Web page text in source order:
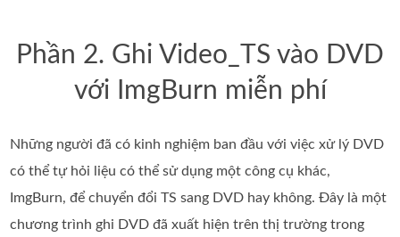
Phần 2. Ghi Video_TS vào DVD
với ImgBurn miễn phí
Những người đã có kinh nghiệm ban đầu với việc xử lý DVD
có thể tự hỏi liệu có thể sử dụng một công cụ khác,
ImgBurn, để chuyển đổi TS sang DVD hay không. Đây là một
chương trình ghi DVD đã xuất hiện trên thị trường trong